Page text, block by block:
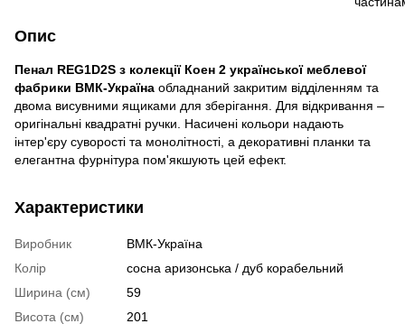
Опис
Пенал REG1D2S з колекції Коен 2 української меблевої
фабрики ВМК-Україна обладнаний закритим відділенням та
двома висувними ящиками для зберігання. Для відкривання –
оригінальні квадратні ручки. Насичені кольори надають
інтер'єру суворості та монолітності, а декоративні планки та
елегантна фурнітура пом'якшують цей ефект.
Характеристики
Виробник
ВМК-Україна
Колір
сосна аризонська / дуб корабельний
Ширина (см)
59
Висота (см)
201